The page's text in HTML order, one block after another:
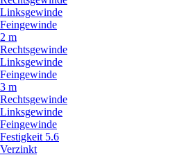
Linksgewinde
Feingewinde
2 m
Rechtsgewinde
Linksgewinde
Feingewinde
3 m
Rechtsgewinde
Linksgewinde
Feingewinde
Festigkeit 5.6
Verzinkt